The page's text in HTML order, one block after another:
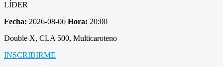
LÍDER
Fecha: 2026-08-06 Hora: 20:00
Double X, CLA 500, Multicaroteno
INSCRIBIRME